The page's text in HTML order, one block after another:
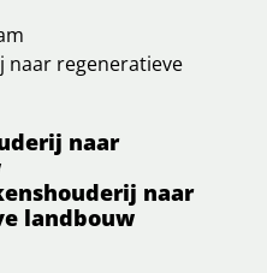
naar regeneratieve
naar
naar
landbouw